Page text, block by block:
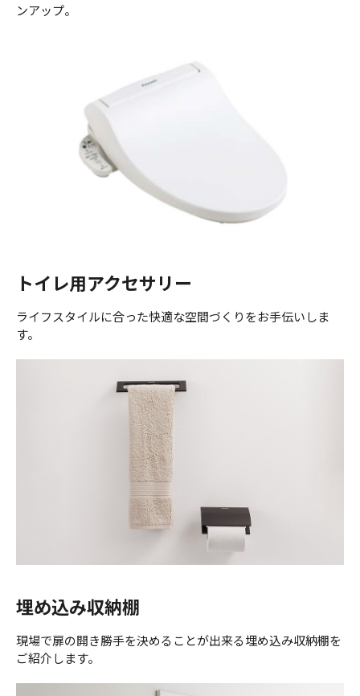
ンアップ。
トイレ用アクセサリー
ライフスタイルに合った快適な空間づくりをお手伝いしま
す。
埋め込み収納棚
現場で扉の開き勝手を決めることが出来る埋め込み収納棚を
ご紹介します。